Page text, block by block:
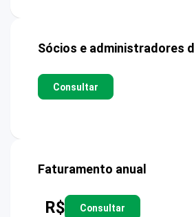
Sócios e administradores
Consultar
Faturamento anual
R$ Consultar